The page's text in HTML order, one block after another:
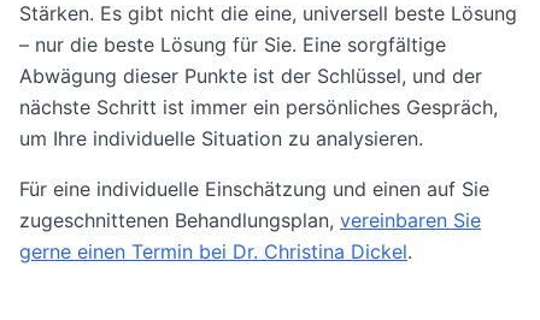
Stärken. Es gibt nicht die eine, universell beste Lösung
– nur die beste Lösung für Sie. Eine sorgfältige
Abwägung dieser Punkte ist der Schlüssel, und der
nächste Schritt ist immer ein persönliches Gespräch,
um Ihre individuelle Situation zu analysieren.
Für eine individuelle Einschätzung und einen auf Sie
zugeschnittenen Behandlungsplan, vereinbaren Sie
gerne einen Termin bei Dr. Christina Dickel.